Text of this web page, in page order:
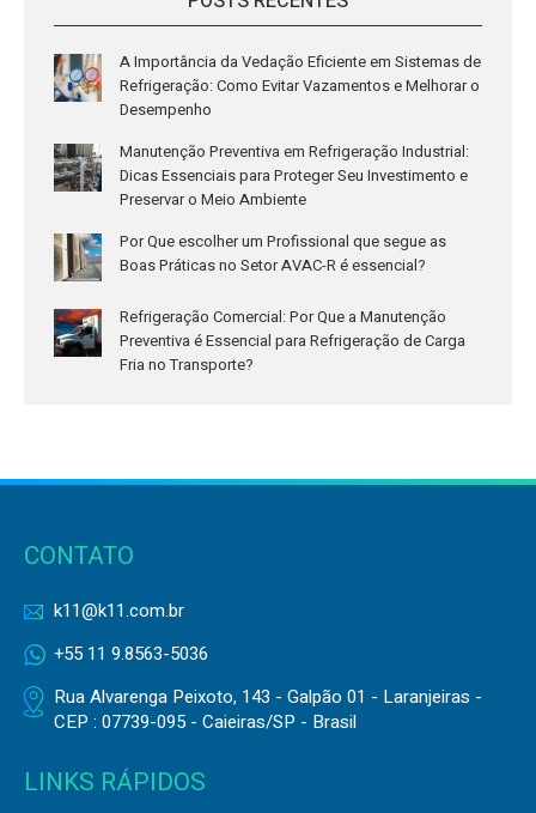
A Importância da Vedação Eficiente em Sistemas de
Refrigeração: Como Evitar Vazamentos e Melhorar o
Desempenho
Manutenção Preventiva em Refrigeração Industrial:
Dicas Essenciais para Proteger Seu Investimento e
Preservar o Meio Ambiente
Por Que escolher um Profissional que segue as
Boas Práticas no Setor AVAC-R é essencial?
Refrigeração Comercial: Por Que a Manutenção
Preventiva é Essencial para Refrigeração de Carga
Fria no Transporte?
CONTATO
k11@k11.com.br
+55 11 9.8563-5036
Rua Alvarenga Peixoto, 143 - Galpão 01 - Laranjeiras -
CEP : 07739-095 - Caieiras/SP - Brasil
LINKS RÁPIDOS